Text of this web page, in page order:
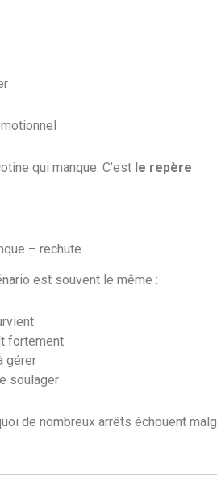
qui manque. C’est le repère
– rechute
est souvent le même :
fortement
gérer
soulager
de nombreux arrêts échouent